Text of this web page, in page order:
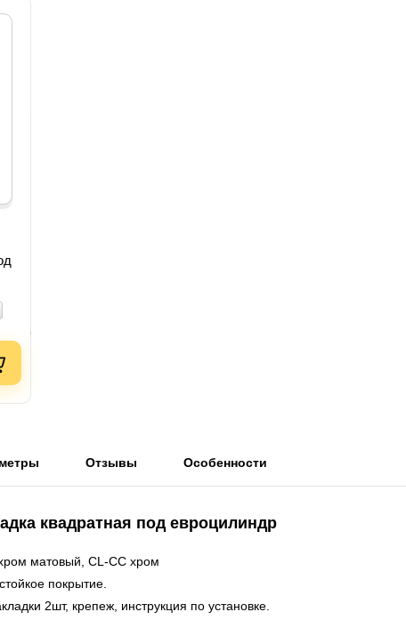
Отзывы Особенности
квадратная под евроцилиндр
матовый, CL-CC хром
покрытие.
2шт, крепеж, инструкция по установке.